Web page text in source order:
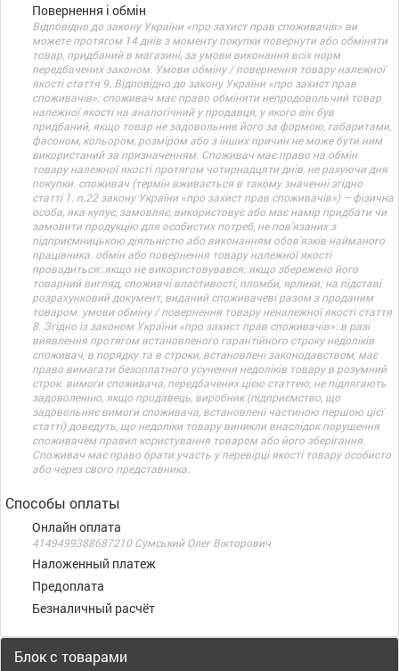
Повернення і обмін
Відповідно до закону України «про захист прав споживачів» ви
можете протягом 14 днів з моменту покупки повернути або обміняти
товар, придбаний в магазині, за умови виконання всіх норм
передбачених законом. Умови обміну / повернення товару належної
якості стаття 9. Відповідно до закону України «про захист прав
споживачів»: споживач має право обміняти непродовольчий товар
належної якості на аналогічний у продавця, у якого він був
придбаний, якщо товар не задовольнив його за формою, габаритами,
фасоном, кольором, розміром або з інших причин не може бути ним
використаний за призначенням. Споживач має право на обмін
товару належної якості протягом чотирнадцяти днів, не рахуючи дня
покупки. споживач (термін вживається в такому значенні згідно
статті 1. п.22 закону України «про захист прав споживачів») – фізична
особа, яка купує, замовляє, використовує або має намір придбати чи
замовити продукцію для особистих потреб, не пов’язаних з
підприємницькою діяльністю або виконанням обов’язків найманого
працівника. обмін або повернення товару належної якості
провадиться: якщо не використовувався; якщо збережено його
товарний вигляд, споживчі властивості, пломби, ярлики; на підставі
розрахунковий документ, виданий споживачеві разом з проданим
товаром. умови обміну / повернення товару неналежної якості стаття
8. Згідно із законом України «про захист прав споживачів»: в разі
виявлення протягом встановленого гарантійного строку недоліків
споживач, в порядку та в строки, встановлені законодавством, має
право вимагати безоплатного усунення недоліків товару в розумний
строк. вимоги споживача, передбачених цією статтею, не підлягають
задоволенню, якщо продавець, виробник (підприємство, що
задовольняє вимоги споживача, встановлені частиною першою цієї
статті) доведуть, що недоліки товару виникли внаслідок порушення
споживачем правил користування товаром або його зберігання.
Споживач має право брати участь у перевірці якості товару особисто
або через свого представника.
Способы оплаты
Онлайн оплата
4149499388687210 Сумський Олег Вікторович
Наложенный платеж
Предоплата
Безналичный расчёт
Блок с товарами